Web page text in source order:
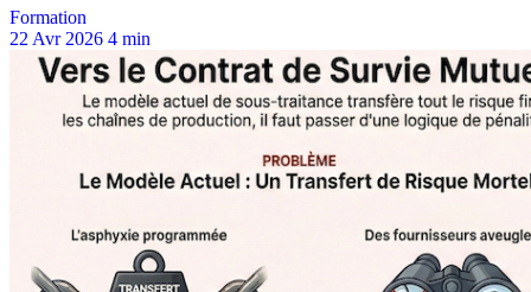
Formation
22 Avr 2026 4 min